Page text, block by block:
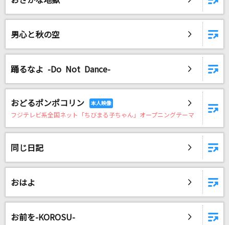
男心と秋の空
踊るなよ -Do Not Dance-
おどるポンポコリン
フジテレビ系全国ネット「ちびまる子ちゃん」オープニングテーマ
同じ日記
おはよ
お前を-KOROSU-